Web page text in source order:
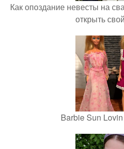
Как опоздание невесты на
открыть
Barbie Sun